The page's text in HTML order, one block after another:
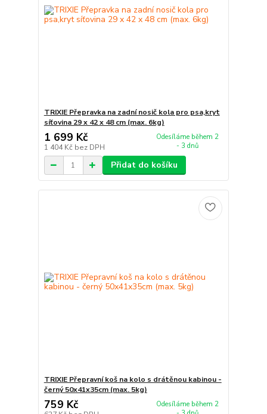
TRIXIE Přepravka na zadní nosič kola pro psa,kryt
síťovina 29 x 42 x 48 cm (max. 6kg)
1 699 Kč
1 404 Kč bez DPH
Odesíláme během 2
- 3 dnů
Přidat do košíku
TRIXIE Přepravní koš na kolo s drátěnou kabinou -
černý 50x41x35cm (max. 5kg)
759 Kč
Odesíláme během 2